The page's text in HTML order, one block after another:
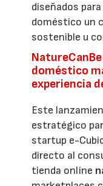
diseñados
doméstico un
sostenible u
doméstico
experiencia
Este
estratégico
startup e-
directo al
tienda online